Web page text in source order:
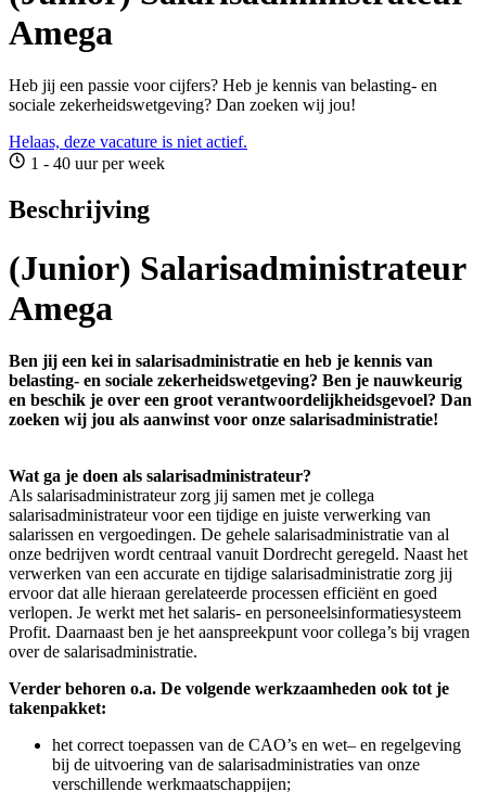
Amega
Heb jij een passie voor cijfers? Heb je kennis van belasting- en
sociale zekerheidswetgeving? Dan zoeken wij jou!
Helaas, deze vacature is niet actief.
1 - 40 uur per week
Beschrijving
(Junior) Salarisadministrateur
Amega
Ben jij een kei in salarisadministratie en heb je kennis van
belasting- en sociale zekerheidswetgeving? Ben je nauwkeurig
en beschik je over een groot verantwoordelijkheidsgevoel? Dan
zoeken wij jou als aanwinst voor onze salarisadministratie!
Wat ga je doen als salarisadministrateur?
Als salarisadministrateur zorg jij samen met je collega
salarisadministrateur voor een tijdige en juiste verwerking van
salarissen en vergoedingen. De gehele salarisadministratie van al
onze bedrijven wordt centraal vanuit Dordrecht geregeld. Naast het
verwerken van een accurate en tijdige salarisadministratie zorg jij
ervoor dat alle hieraan gerelateerde processen efficiënt en goed
verlopen. Je werkt met het salaris- en personeelsinformatiesysteem
Profit. Daarnaast ben je het aanspreekpunt voor collega’s bij vragen
over de salarisadministratie.
Verder behoren o.a. De volgende werkzaamheden ook tot je
takenpakket:
het correct toepassen van de CAO’s en wet– en regelgeving
bij de uitvoering van de salarisadministraties van onze
verschillende werkmaatschappijen;